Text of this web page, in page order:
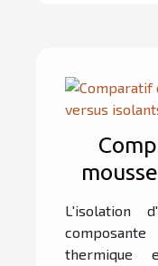
L'isolation
thermique